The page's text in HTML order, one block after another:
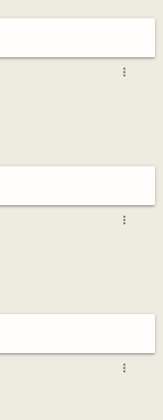
more_vert
more_vert
more_vert